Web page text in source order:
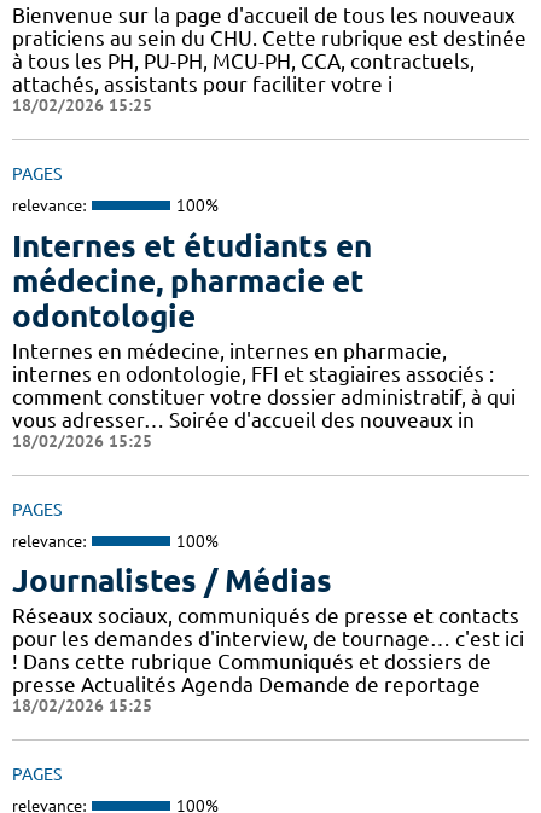
Bienvenue sur la page d'accueil de tous les nouveaux
praticiens au sein du CHU. Cette rubrique est destinée
à tous les PH, PU-PH, MCU-PH, CCA, contractuels,
attachés, assistants pour faciliter votre i
18/02/2026 15:25
PAGES
relevance: 100%
Internes et étudiants en
médecine, pharmacie et
odontologie
Internes en médecine, internes en pharmacie,
internes en odontologie, FFI et stagiaires associés :
comment constituer votre dossier administratif, à qui
vous adresser… Soirée d'accueil des nouveaux in
18/02/2026 15:25
PAGES
relevance: 100%
Journalistes / Médias
Réseaux sociaux, communiqués de presse et contacts
pour les demandes d'interview, de tournage… c'est ici
! Dans cette rubrique Communiqués et dossiers de
presse Actualités Agenda Demande de reportage
18/02/2026 15:25
PAGES
relevance: 100%